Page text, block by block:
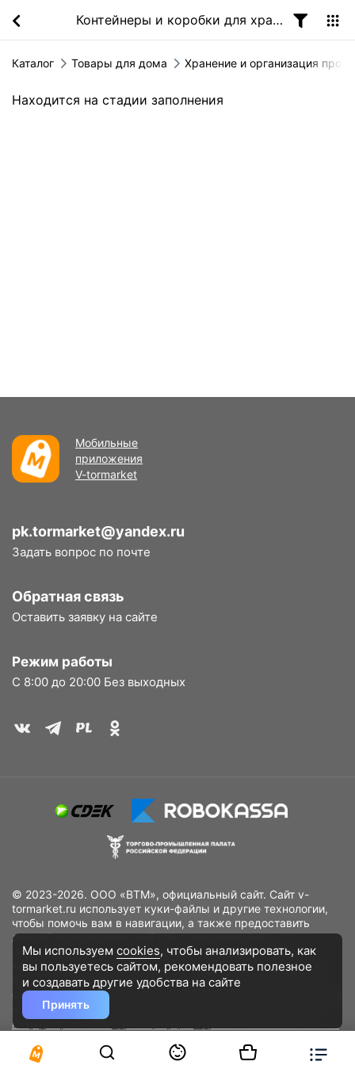
Контейнеры и коробки для хранения вещей
Каталог Товары для дома Хранение и организация
Находится на стадии заполнения
Мобильные
приложения
V-tormarket
pk.tormarket@yandex.ru
Задать вопрос по почте
Обратная связь
Оставить заявку на сайте
Режим работы
С 8:00 до 20:00 Без выходных
© 2023-2026. ООО «ВТМ», официальный сайт. Сайт v-
tormarket.ru использует куки-файлы и другие технологии,
чтобы помочь вам в навигации, а также предоставить
лучший пользовательский опыт, анализировать
использование наших продуктов и услуг, повысить
качество рекламных и маркетинговых активностей. Если
Вы не хотите, чтобы Ваши пользовательские данные
обрабатывались, пожалуйста, ограничьте их использование
в своём браузере.
конфиденциальности
Разработано DST Global
Мы используем cookies, чтобы анализировать, как
вы пользуетесь сайтом, рекомендовать полезное
и создавать другие удобства на сайте
Принять